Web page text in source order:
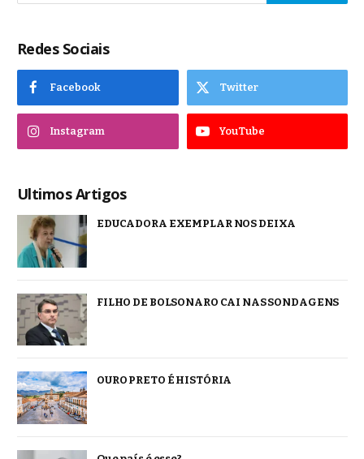
Redes Sociais
Facebook Twitter
Instagram YouTube
Ultimos Artigos
EDUCADORA EXEMPLAR NOS DEIXA
FILHO DE BOLSONARO CAI NAS SONDAGENS
OURO PRETO É HISTÓRIA